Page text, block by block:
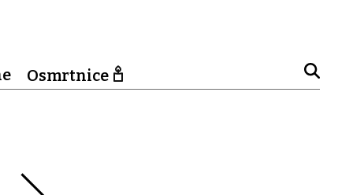
Osmrtnice